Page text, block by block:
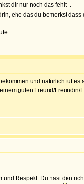
dir nur noch das fehlt -.-
ehe das du bemerkst
und natürlich tut
guten Freund/
und Respekt. Du hast den